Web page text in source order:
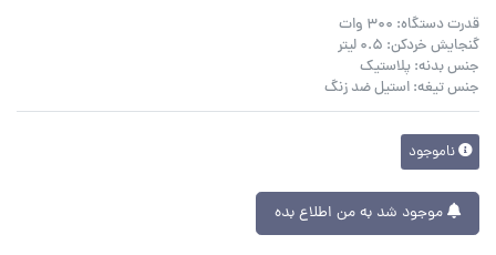
قدرت دستگاه: 300 وات
گنجایش خردکن: 0.5 لیتر
جنس بدنه: پلاستیک
جنس تیغه: استیل ضد زنگ
ناموجود
موجود شد به من اطلاع بده